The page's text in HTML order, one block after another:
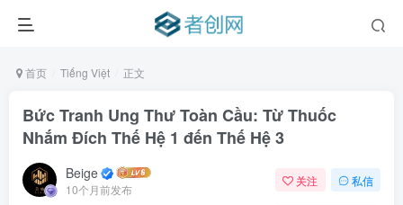
首页 Tiếng Việt 正文
Bức Tranh Ung Thư Toàn Cầu: Từ Thuốc
Nhắm Đích Thế Hệ 1 đến Thế Hệ 3
Beige
10个月前发布
关注 私信